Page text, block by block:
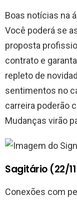
Boas notícias na
Você poderá se
proposta
contrato e
repleto de
sentimentos no
carreira poderão
Mudanças virão
Sagitário (22/11
Conexões com